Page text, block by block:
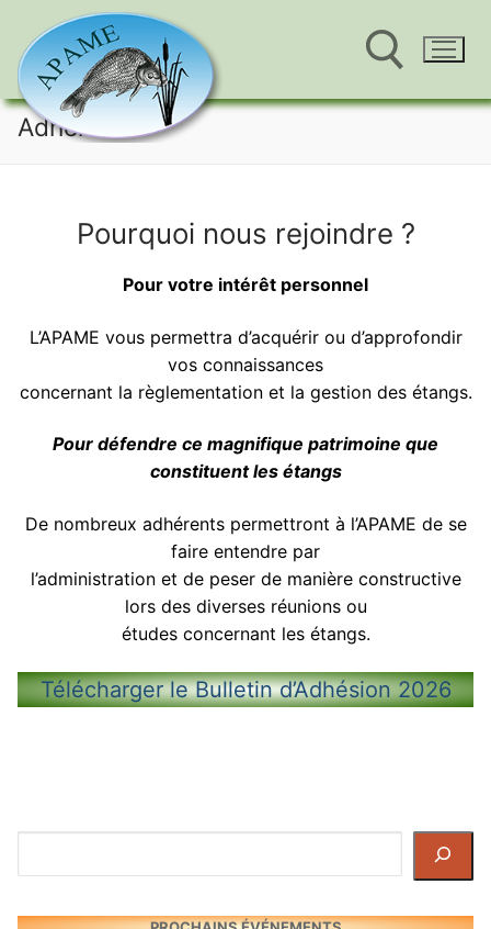
Aller
auAdhérer
Pourquoi nous rejoindre ?
Pour votre intérêt personnel
L’APAME vous permettra d’acquérir ou d’approfondir
vos connaissances
concernant la règlementation et la gestion des étangs.
Pour défendre ce magnifique patrimoine que
constituent les étangs
De nombreux adhérents permettront à l’APAME de se
faire entendre par
l’administration et de peser de manière constructive
lors des diverses réunions ou
études concernant les étangs.
Télécharger le Bulletin d’Adhésion 2026